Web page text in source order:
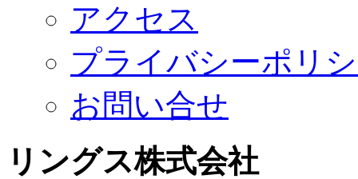
アクセス
プライバシーポリ
お問い合せ
リングス株式会社